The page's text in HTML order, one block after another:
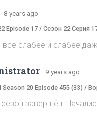
· 8 years ago
Episode 17 / Сезон 22 Серия
все слабее и слабее
· 9 years ago
Season 20 Episode 455 (33) /
сезон завершён.